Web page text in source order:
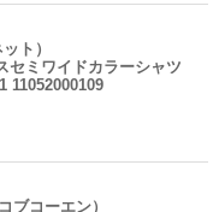
ト）
セミワイドカラーシャツ
11052000109
ブコーエン）